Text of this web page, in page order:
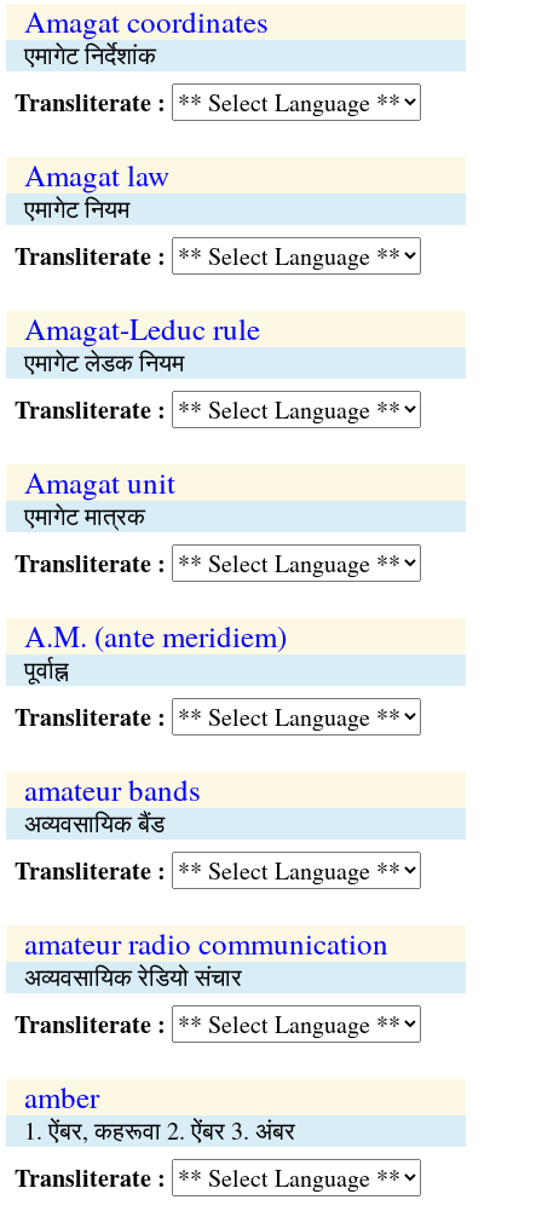
Amagat coordinates
एमागेट निर्देशांक
:
Amagat law
एमागेट नियम
:
Amagat-Leduc rule
एमागेट लेडक नियम
:
Amagat unit
एमागेट मात्रक
:
A.M. (ante meridiem)
पूर्वाह्न
:
amateur bands
अव्यवसायिक बैंड
:
amateur radio communication
अव्यवसायिक रेडियो संचार
:
amber
1. ऐंबर, कहरूवा 2. ऐंबर 3. अंबर
: